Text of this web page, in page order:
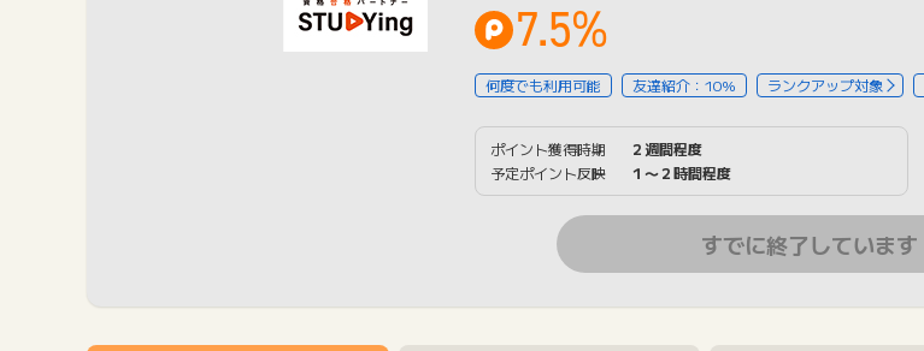
7.5%
何度でも利用可能 友達紹介：10% ランクアップ対象
ポイント獲得時期
２週間程度
予定ポイント反映
１〜２時間程度
すでに終了しています